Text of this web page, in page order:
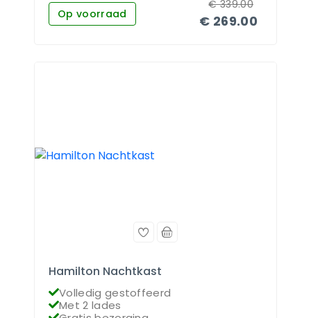
Op voorraad € 269.00
€339.00
Hamilton Nachtkast
Volledig gestoffeerd
Met 2 lades